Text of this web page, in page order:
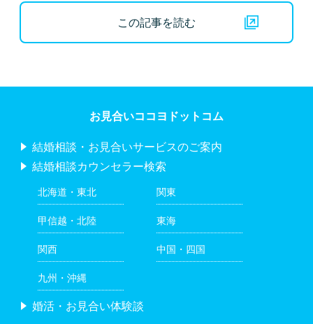
この記事を読む
お見合いココヨドットコム
結婚相談・お見合いサービスのご案内
結婚相談カウンセラー検索
北海道・東北 関東
甲信越・北陸 東海
関西 中国・四国
九州・沖縄
婚活・お見合い体験談